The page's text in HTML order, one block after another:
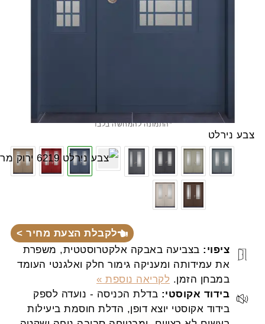
ציפוי:בצביעה באבקה אלקטרוסטטית, משפרת
את עמידותה ומעניקה גימור חלק ואלגנטי העומד
במבחן הזמן.לקריאה נוספת »
בידוד אקוסטי:בדלת הכניסה - נועדה לספק
בידוד אקוסטי יוצא דופן, הדלת חוסמת ביעילות
*התמונה להמחשה בלבד
נירלט
לקבלת הצעת מחיר >